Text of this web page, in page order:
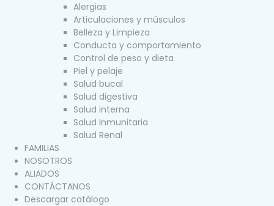
Alergias
Articulaciones y músculos
Belleza y Limpieza
Conducta y comportamiento
Control de peso y dieta
Piel y pelaje
Salud bucal
Salud digestiva
Salud interna
Salud Inmunitaria
Salud Renal
FAMILIAS
NOSOTROS
ALIADOS
CONTÁCTANOS
Descargar catálogo